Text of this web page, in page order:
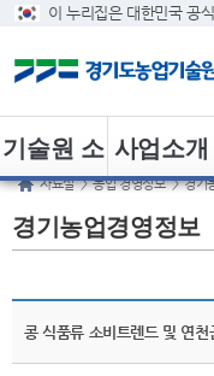
이 누리집은 대한민국 공
사업소개
기술원 소
개
자료실 > 농업 경영정보 > 경기
경기농업경영정보
콩 식품류 소비트렌드 및 연천